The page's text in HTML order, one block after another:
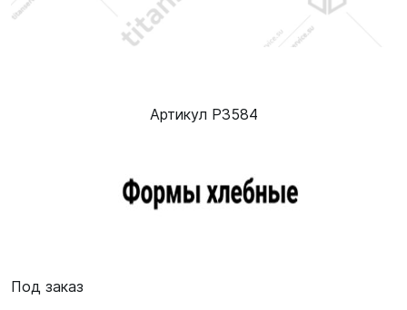
Артикул Р3584
Под заказ